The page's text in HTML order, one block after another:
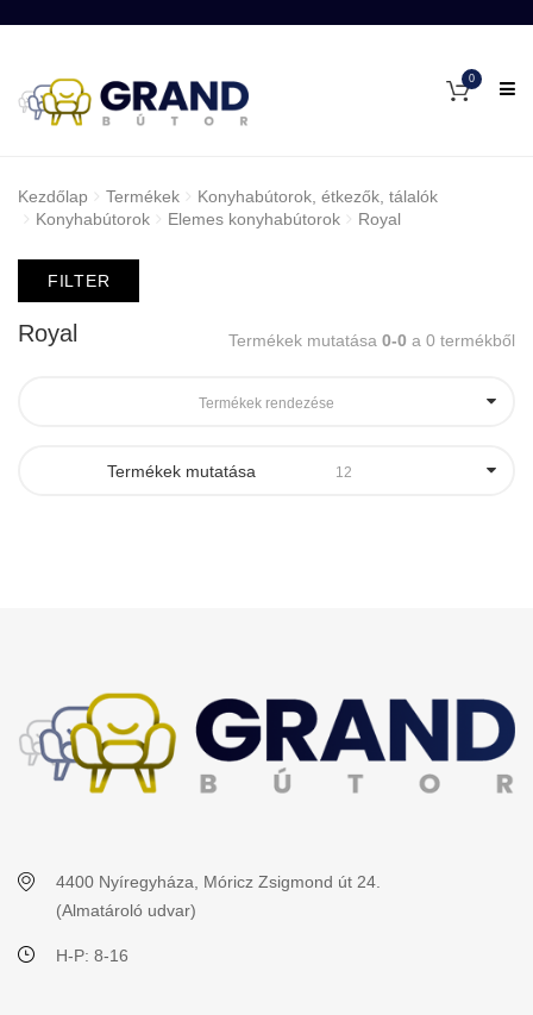
0
Kezdőlap Termékek
Konyhabútorok, étkezők, tálalók
Konyhabútorok
Elemes konyhabútorok Royal
FILTER
Royal Termékek mutatása 0-0 a 0 termékből
Termékek rendezése
Termékek mutatása 12
4400 Nyíregyháza, Móricz Zsigmond út 24.
(Almatároló udvar)
H-P: 8-16